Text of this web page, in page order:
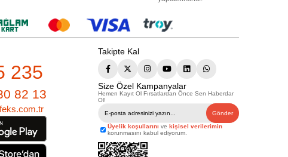
235
82 13
Takipte Kal
Size Özel Kampanyalar
Hemen Kayıt Ol Fırsatlardan Önce Sen Haberdar
Ol!
Gönder
Üyelik koşullarını ve kişisel verilerimin
korunmasını kabul ediyorum.